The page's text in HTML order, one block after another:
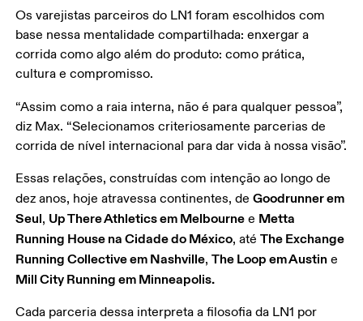
Os varejistas parceiros do LN1 foram escolhidos com
base nessa mentalidade compartilhada: enxergar a
corrida como algo além do produto: como prática,
cultura e compromisso.
“Assim como a raia interna, não é para qualquer pessoa”,
diz Max. “Selecionamos criteriosamente parcerias de
corrida de nível internacional para dar vida à nossa visão”.
Essas relações, construídas com intenção ao longo de
dez anos, hoje atravessa continentes, de Goodrunner em
Seul, Up There Athletics em Melbourne e Metta
Running House na Cidade do México, até The Exchange
Running Collective em Nashville, The Loop em Austin e
Mill City Running em Minneapolis.
Cada parceria dessa interpreta a filosofia da LN1 por